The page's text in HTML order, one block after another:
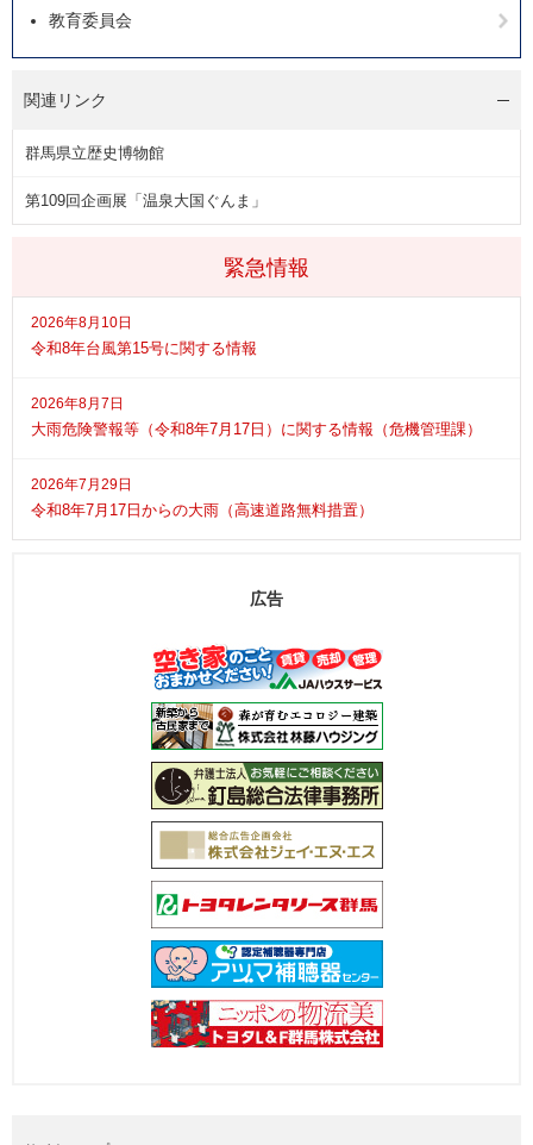
緊急情報
2026年8月10日
令和8年台風第15号に関する情報
2026年8月7日
大雨危険警報等（令和8年7月17日）に関する情報（危機管理課）
2026年7月29日
令和8年7月17日からの大雨（高速道路無料措置）
教育委員会
関連リンク
群馬県立歴史博物館
第109回企画展「温泉大国ぐんま」
広告